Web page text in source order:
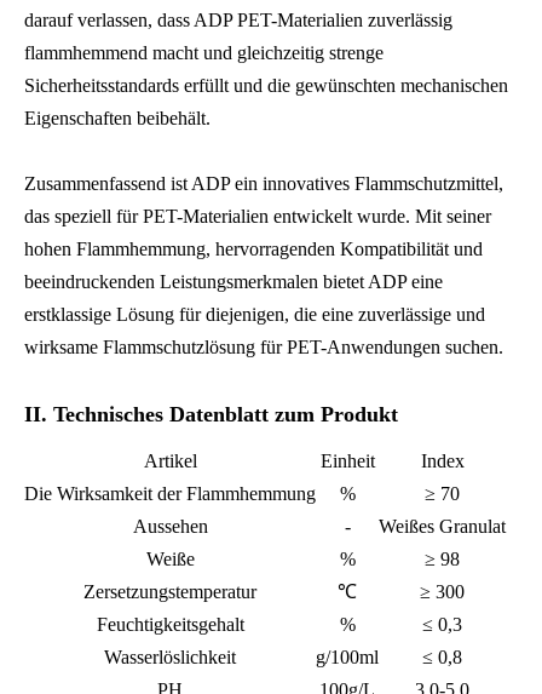
darauf verlassen, dass ADP PET-Materialien zuverlässig
flammhemmend macht und gleichzeitig strenge
Sicherheitsstandards erfüllt und die gewünschten mechanischen
Eigenschaften beibehält.
Zusammenfassend ist ADP ein innovatives Flammschutzmittel,
das speziell für PET-Materialien entwickelt wurde. Mit seiner
hohen Flammhemmung, hervorragenden Kompatibilität und
beeindruckenden Leistungsmerkmalen bietet ADP eine
erstklassige Lösung für diejenigen, die eine zuverlässige und
wirksame Flammschutzlösung für PET-Anwendungen suchen.
II. Technisches Datenblatt zum Produkt
Artikel Einheit
Index
Die Wirksamkeit der Flammhemmung
%
≥ 70
Aussehen
-
Weißes Granulat
Weiße
%
≥ 98
Zersetzungstemperatur
℃
≥ 300
Feuchtigkeitsgehalt
%
≤ 0,3
Wasserlöslichkeit
g/100ml
≤ 0,8